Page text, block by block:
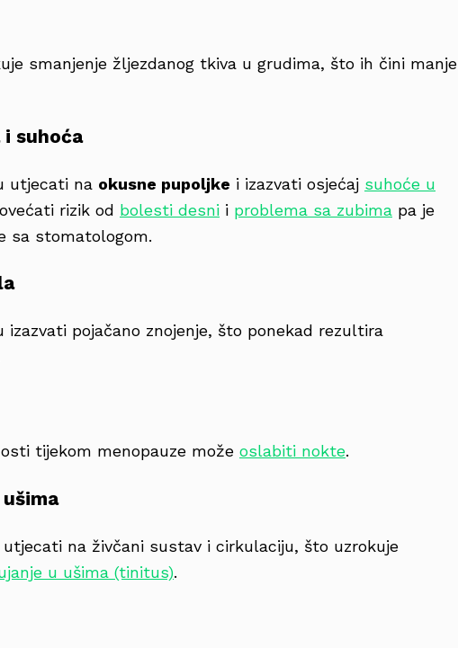
smanjenje žljezdanog tkiva u grudima, što ih čini manje
suhoća
utjecati na okusne pupoljke i izazvati osjećaj suhoće u
rizik od bolesti desni i problema sa zubima pa je
sa stomatologom.
izazvati pojačano znojenje, što ponekad rezultira
tijekom menopauze može oslabiti nokte.
na živčani sustav i cirkulaciju, što uzrokuje
u ušima (tinitus).